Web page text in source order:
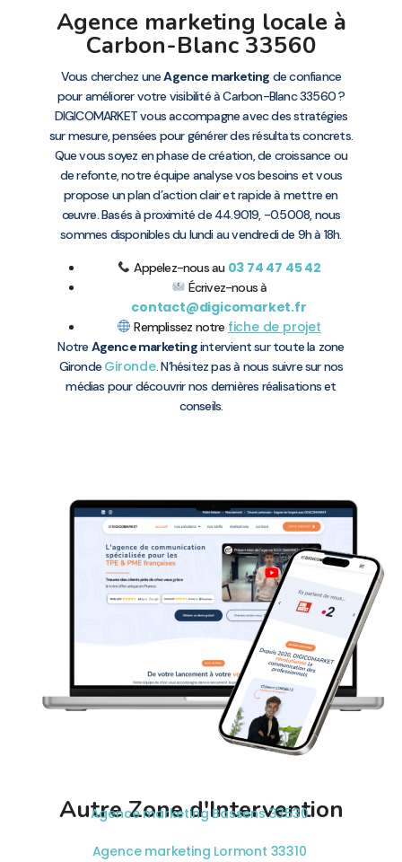
Agence marketing locale à
Carbon-Blanc 33560
Vous cherchez uneAgence marketing de confiance
pour améliorer votre visibilité à Carbon-Blanc 33560 ?
DIGICOMARKET vous accompagne avec des stratégies
sur mesure, pensées pour générer des résultats concrets.
Que vous soyez en phase de création, de croissance ou
de refonte, notre équipe analyse vos besoins et vous
propose un plan d’action clair et rapide à mettre en
œuvre. Basés à proximité de 44.9019, -0.5008, nous
sommes disponibles du lundi au vendredi de 9h à 18h.
Appelez-nous au 03 74 47 45 42
Écrivez-nous à
contact@digicomarket.fr
Remplissez notre fiche de projet
Notre Agence marketingintervient sur toute la zone
Gironde Gironde. N’hésitez pas à nous suivre sur nos
médias pour découvrir nos dernières réalisations et
conseils.
Autre Zone d'Intervention
Agence marketing Bassens 33530
Agence marketing Lormont 33310